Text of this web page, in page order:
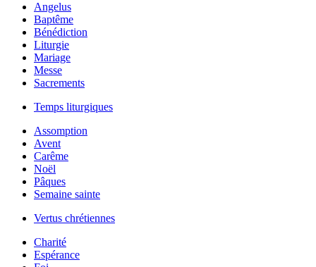
Angelus
Baptême
Bénédiction
Liturgie
Mariage
Messe
Sacrements
Temps liturgiques
Assomption
Avent
Carême
Noël
Pâques
Semaine sainte
Vertus chrétiennes
Charité
Espérance